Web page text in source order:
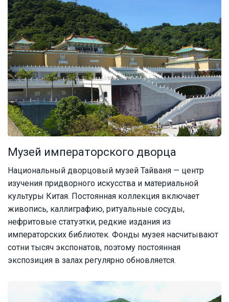
Музей императорского дворца
Национальный дворцовый музей Тайваня — центр
изучения придворного искусства и материальной
культуры Китая. Постоянная коллекция включает
живопись, каллиграфию, ритуальные сосуды,
нефритовые статуэтки, редкие издания из
императорских библиотек. Фонды музея насчитывают
сотни тысяч экспонатов, поэтому постоянная
экспозиция в залах регулярно обновляется.